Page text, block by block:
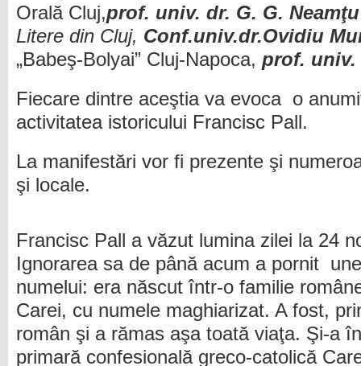
Orală Cluj,prof. univ. dr. G. G. Neamţu
Litere din Cluj, Conf.univ.dr.Ovidiu
„Babeş-Bolyai” Cluj-Napoca, prof.
Fiecare dintre aceştia va evoca o
activitatea istoricului Francisc Pall.
La manifestări vor fi prezente şi
şi locale.
Francisc Pall a văzut lumina zilei la 24
Ignorarea sa de până acum a pornit
numelui: era născut într-o familie
Carei, cu numele maghiarizat. A fost,
român şi a rămas aşa toată viaţa. Şi-a
primară confesională greco-catolică